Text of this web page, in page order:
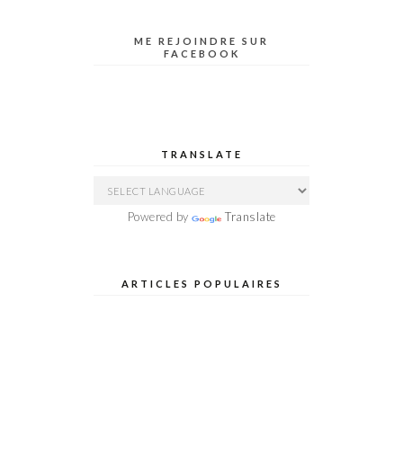
ME REJOINDRE SUR
FACEBOOK
TRANSLATE
Powered by Translate
ARTICLES POPULAIRES